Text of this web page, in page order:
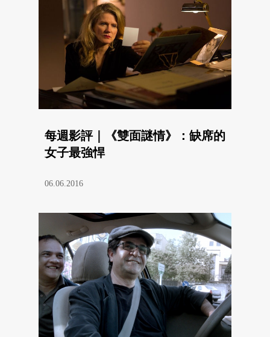
每週影評｜《雙面謎情》：缺席的
女子最強悍
06.06.2016